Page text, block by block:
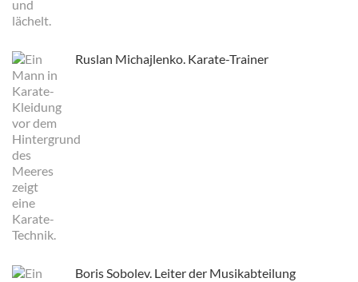
Ruslan Michajlenko. Karate-Trainer
Boris Sobolev. Leiter der Musikabteilung